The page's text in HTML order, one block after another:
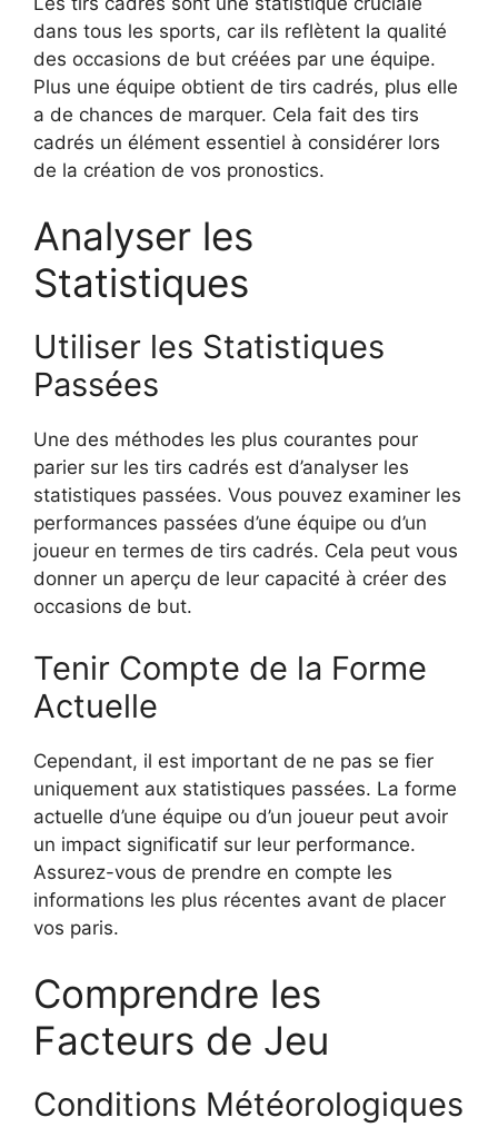
dans tous les sports, car ils reflètent la qualité
des occasions de but créées par une équipe.
Plus une équipe obtient de tirs cadrés, plus elle
a de chances de marquer. Cela fait des tirs
cadrés un élément essentiel à considérer lors
de la création de vos pronostics.
Analyser les
Statistiques
Utiliser les Statistiques
Passées
Une des méthodes les plus courantes pour
parier sur les tirs cadrés est d’analyser les
statistiques passées. Vous pouvez examiner les
performances passées d’une équipe ou d’un
joueur en termes de tirs cadrés. Cela peut vous
donner un aperçu de leur capacité à créer des
occasions de but.
Tenir Compte de la Forme
Actuelle
Cependant, il est important de ne pas se fier
uniquement aux statistiques passées. La forme
actuelle d’une équipe ou d’un joueur peut avoir
un impact significatif sur leur performance.
Assurez-vous de prendre en compte les
informations les plus récentes avant de placer
vos paris.
Comprendre les
Facteurs de Jeu
Conditions Météorologiques